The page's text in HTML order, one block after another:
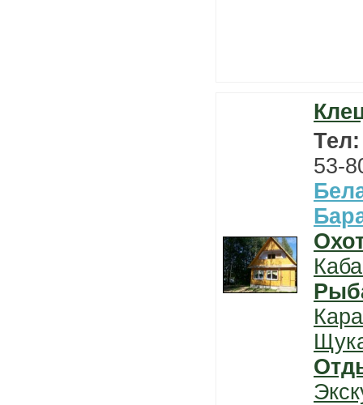
53-